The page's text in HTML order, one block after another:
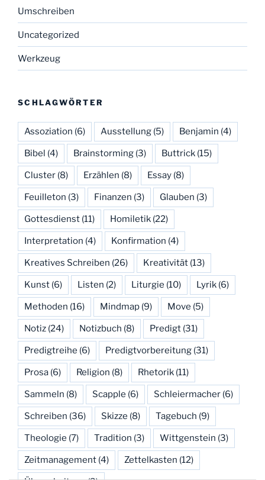
Umschreiben
Uncategorized
Werkzeug
SCHLAGWÖRTER
Assoziation (6) Ausstellung (5) Benjamin (4)
Bibel (4) Brainstorming (3) Buttrick (15)
Cluster (8) Erzählen (8) Essay (8)
Feuilleton (3) Finanzen (3) Glauben (3)
Gottesdienst (11) Homiletik (22)
Interpretation (4) Konfirmation (4)
Kreatives Schreiben (26) Kreativität (13)
Kunst (6) Listen (2) Liturgie (10) Lyrik (6)
Methoden (16) Mindmap (9) Move (5)
Notiz (24) Notizbuch (8) Predigt (31)
Predigtreihe (6) Predigtvorbereitung (31)
Prosa (6) Religion (8) Rhetorik (11)
Sammeln (8) Scapple (6) Schleiermacher (6)
Schreiben (36) Skizze (8) Tagebuch (9)
Theologie (7) Tradition (3) Wittgenstein (3)
Zeitmanagement (4) Zettelkasten (12)